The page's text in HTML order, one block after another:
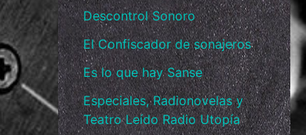
Descontrol Sonoro
El Confiscador de sonajeros
Es lo que hay Sanse
Especiales, Radionovelas y
Teatro Leído Radio Utopía